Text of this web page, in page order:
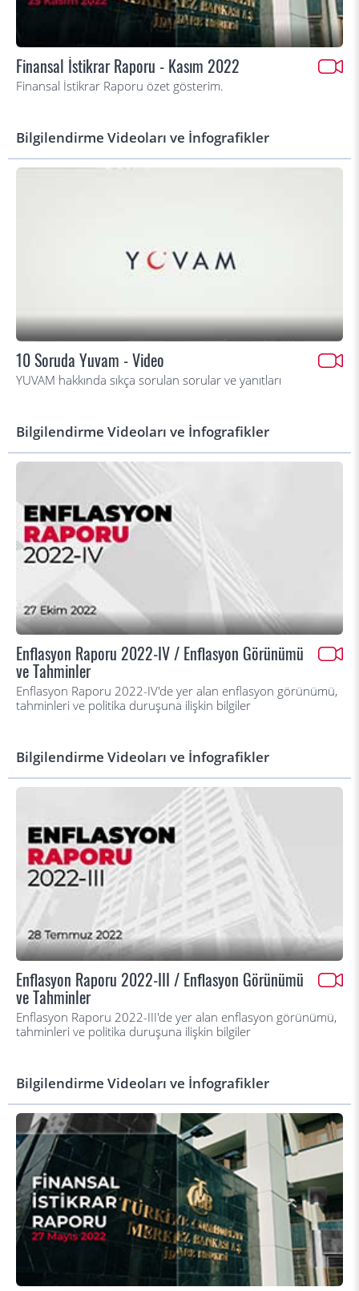
Finansal İstikrar Raporu - Kasım 2022
Finansal İstikrar Raporu özet gösterim.
Bilgilendirme Videoları ve İnfografikler
10 Soruda Yuvam - Video
YUVAM hakkında sıkça sorulan sorular ve yanıtları
Bilgilendirme Videoları ve İnfografikler
Enflasyon Raporu 2022-IV / Enflasyon Görünümü
ve Tahminler
Enflasyon Raporu 2022-IV'de yer alan enflasyon görünümü,
tahminleri ve politika duruşuna ilişkin bilgiler
Bilgilendirme Videoları ve İnfografikler
Enflasyon Raporu 2022-III / Enflasyon Görünümü
ve Tahminler
Enflasyon Raporu 2022-III'de yer alan enflasyon görünümü,
tahminleri ve politika duruşuna ilişkin bilgiler
Bilgilendirme Videoları ve İnfografikler